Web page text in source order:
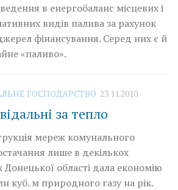
в енергобаланс місцевих і
видів палива за рахунок
фінансування. Серед них є й
«паливо».
ГОСПОДАРСТВО 23.11.2010
за тепло
мереж комунального
лише в декількох
Донецької області дала економію
куб. м природного газу на рік.